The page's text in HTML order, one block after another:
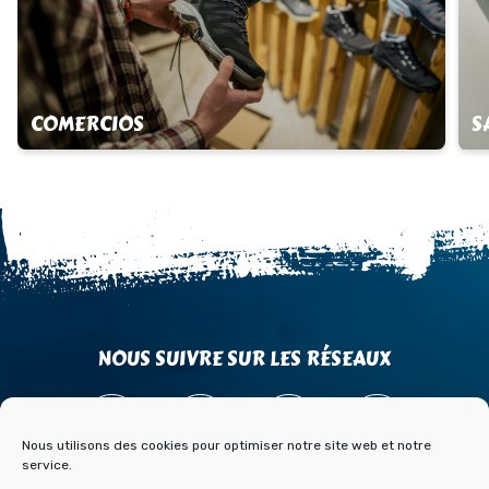
Nous utilisons des cookies pour optimiser notre site web et notre
service.
COMERCIOS
NOUS SUIVRE SUR LES RÉSEAUX